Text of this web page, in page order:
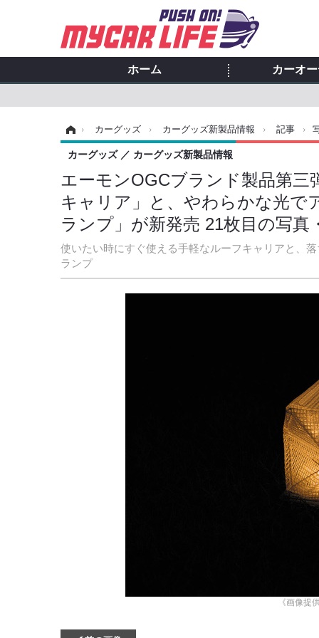
ホーム カーオ
› カーグッズ › カーグッズ新製品情報 › 記事 ›
エーモンOGCブランド製品第
キャリア」と、やわらかな光で
ランプ」が新発売 21枚目の写真
使いたい時にすぐ使える手軽なルーフキャリアと、
ランプ
カーグッズ カーグッズ新製品情報
《画像提